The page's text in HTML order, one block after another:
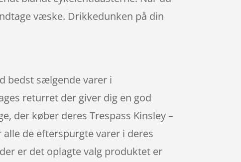
væske. Drikkedunken på din
bedst sælgende varer i
returret der giver dig en god
der køber deres Trespass Kinsley –
de efterspurgte varer i deres
er det oplagte valg produktet er